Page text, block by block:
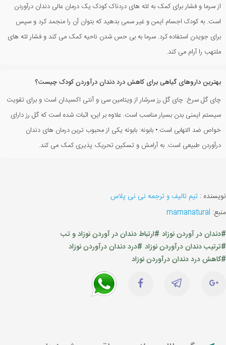
از سرما و فشار برای کمک به لثه های دردناک کودک یک درمان عالی دندان درآوردن
است. به کودک اجسام ایمن و غیر سمی بدهید که بتوان آن را منجمد کرد و سپس
برای جویدن استفاده کرد. سرما به بی حس شدن ناحیه کمک می کند و فشار لثه های
ملتهب را آرام می کند.
بهترین داروهای گیاهی برای کاهش درد دندان درآوردن کودک چیست؟
چای گل سرخ: چای گل رز سرشار از ویتامین سی و آنتی اکسیدان است و برای تقویت
سیستم ایمنی بدن بسیار مناسب است. علاوه بر این، اثبات شده است که گل رز دارای
خواص ضد التهابی است.• بابونه: بابونه یکی از محبوب ترین درمان های دندان
درآوردن طبیعی است. به آرامش و تسکین تحریک پذیری کمک می کند.
نویسنده : تیم تالیف و ترجمه نی نی پلاس
منبع: mamanatural
#دندان در آوردن نوزاد #ارتباط دندان در آوردن نوزاد و تب
#ترتیب دندان درآوردن نوزاد #درد دندان درآوردن نوزاد
#کاهش درد دندان درآوردن نوزاد